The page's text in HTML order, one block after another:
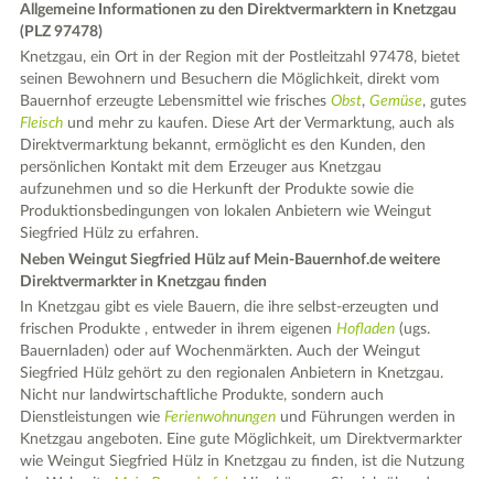
Allgemeine Informationen zu den Direktvermarktern in Knetzgau
(PLZ 97478)
Knetzgau, ein Ort in der Region mit der Postleitzahl 97478, bietet
seinen Bewohnern und Besuchern die Möglichkeit, direkt vom
Bauernhof erzeugte Lebensmittel wie frischesObst,Gemüse, gutes
Fleisch und mehr zu kaufen. Diese Art der Vermarktung, auch als
Direktvermarktung bekannt, ermöglicht es den Kunden, den
persönlichen Kontakt mit dem Erzeuger aus Knetzgau
aufzunehmen und so die Herkunft der Produkte sowie die
Produktionsbedingungen von lokalen Anbietern wie Weingut
Siegfried Hülz zu erfahren.
Neben Weingut Siegfried Hülz auf Mein-Bauernhof.de weitere
Direktvermarkter in Knetzgau finden
In Knetzgau gibt es viele Bauern, die ihre selbst-erzeugten und
frischen Produkte , entweder in ihrem eigenenHofladen (ugs.
Bauernladen) oder auf Wochenmärkten. Auch der Weingut
Siegfried Hülz gehört zu den regionalen Anbietern in Knetzgau.
Nicht nur landwirtschaftliche Produkte, sondern auch
Dienstleistungen wieFerienwohnungen und Führungen werden in
Knetzgau angeboten. Eine gute Möglichkeit, um Direktvermarkter
wie Weingut Siegfried Hülz in Knetzgau zu finden, ist die Nutzung